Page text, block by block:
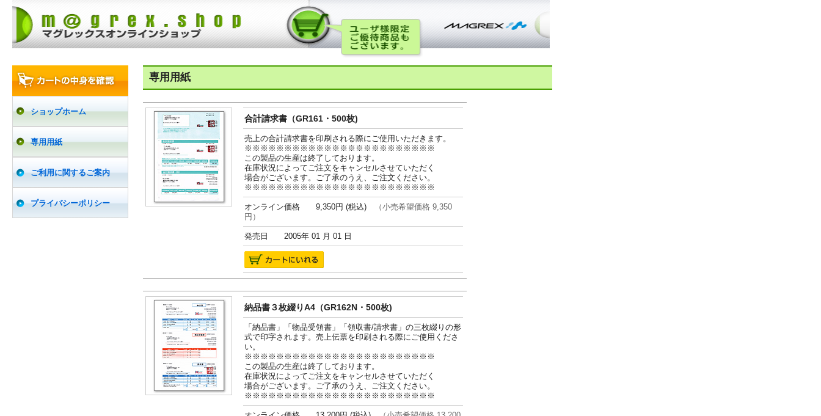
ショップホーム
専用用紙
ご利用に関するご案内
プライバシーポリシー
専用用紙
合計請求書（GR161・500枚)
売上の合計請求書を印刷される際にご使用いただきます。
※※※※※※※※※※※※※※※※※※※※※※※※
この製品の生産は終了しております。
在庫状況によってご注文をキャンセルさせていただく
場合がございます。ご了承のうえ、ご注文ください。
※※※※※※※※※※※※※※※※※※※※※※※※
オンライン価格 9,350円 (税込)
（小売希望価格 9,350
円）
発売日 2005年 01 月 01 日
納品書３枚綴りA4（GR162N・500枚)
「納品書」「物品受領書」「領収書/請求書」の三枚綴りの形
式で印字されます。売上伝票を印刷される際にご使用くださ
い。
※※※※※※※※※※※※※※※※※※※※※※※※
この製品の生産は終了しております。
在庫状況によってご注文をキャンセルさせていただく
場合がございます。ご了承のうえ、ご注文ください。
※※※※※※※※※※※※※※※※※※※※※※※※